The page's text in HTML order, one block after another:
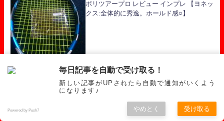
ポリツアープロ レビュー インプレ 【ヨネッ
クス:全体的に秀逸。ホールド感○】
PLAYERs【アクセス順】
【攻撃力が魅力の強い中堅】ロレンツォ・
毎日記事を自動で受け取る！
新しい記事がUPされたら自動で通知がいくよう
になります♪
Powered by Push7 やめとく 受け取る